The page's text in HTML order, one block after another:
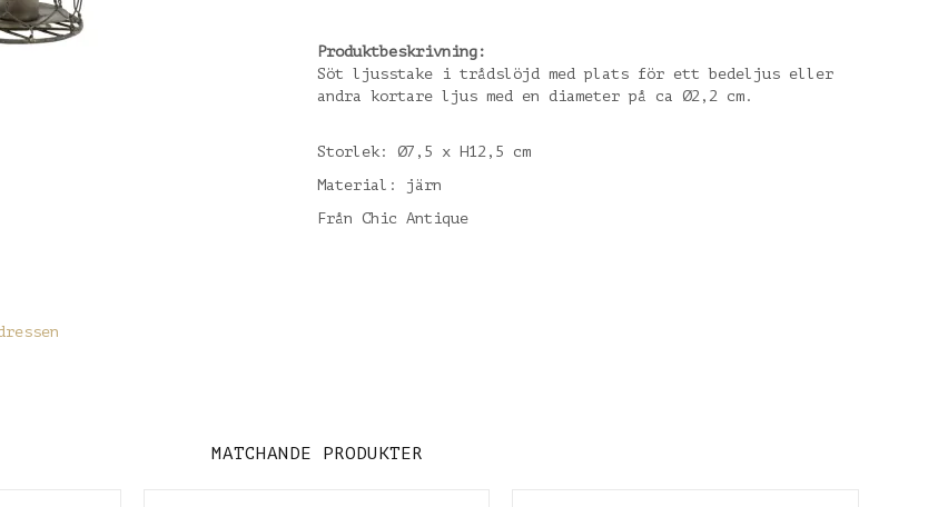
Produktbeskrivning:
Söt ljusstake i trådslöjd med plats för ett bedeljus eller
andra kortare ljus med en diameter på ca Ø2,2 cm.
Storlek: Ø7,5 x H12,5 cm
Material: järn
Från Chic Antique
MATCHANDE PRODUKTER